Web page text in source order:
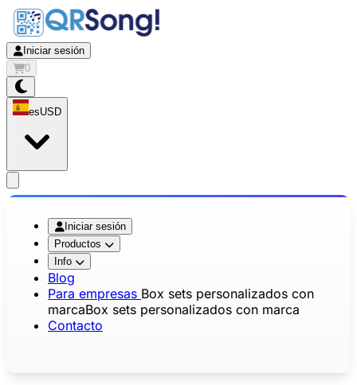
Iniciar sesión
0
esUSD
Iniciar sesión
Productos
Info
Blog
Para empresas Box sets personalizados con
marcaBox sets personalizados con marca
Contacto